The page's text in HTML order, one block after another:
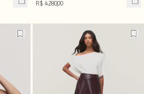
R$ 4.280,00